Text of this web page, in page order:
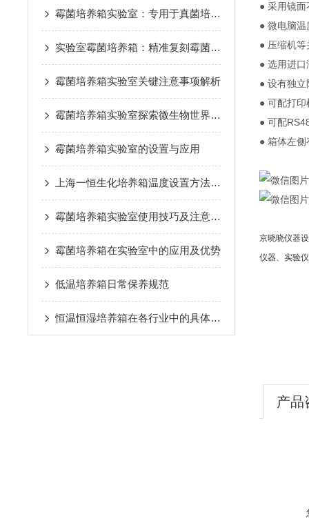
霉菌培养箱实验室：专用于真菌培养与孢子萌发控制的恒温恒湿实验环境
实验室霉菌培养箱：精准复刻霉菌生长环境，赋能微生物研究新突破
霉菌培养箱实验室关键注意事项解析
霉菌培养箱实验室探索微生物世界的神秘之门
霉菌培养箱实验室的设置与应用
上海一恒生化培养箱温度设置方法及重要性
霉菌培养箱实验室使用技巧及注意事项
霉菌培养箱在实验室中的应用及优势
低温培养箱日常保养规范
恒温恒湿培养箱在各行业中的具体应用
● 采用镜
● 微电脑
● 压缩机
● 选用进
● 设有独
● 可配打印
● 可配
● 箱体左
京晓晓仪器
仪器、实验
产品